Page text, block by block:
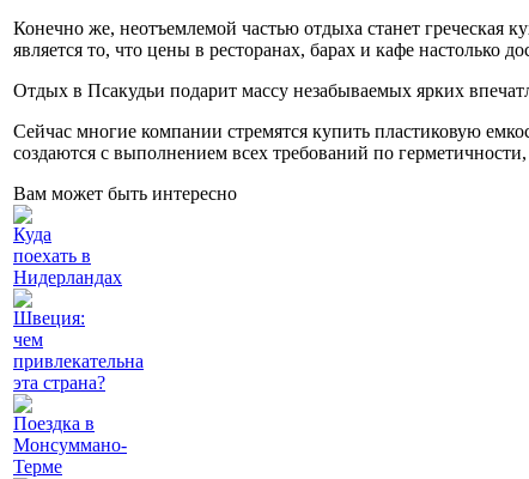
Конечно же, неотъемлемой частью отдыха станет греческая
является то, что цены в ресторанах, барах и кафе настолько
Отдых в Псакудьи подарит массу незабываемых ярких
Сейчас многие компании стремятся купить пластиковую
создаются с выполнением всех требований по
Вам может быть интересно
Куда
поехать в
Нидерландах
Швеция:
чем
привлекательна
эта страна?
Поездка в
Монсуммано-
Терме